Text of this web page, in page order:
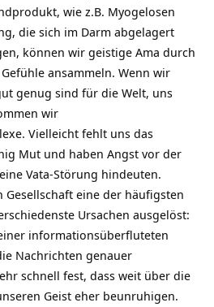
wie z.B. Myogelosen
die sich im Darm abgelagert
können wir geistige Ama durch
ansammeln. Wenn wir
genug sind für die Welt, uns
wir
Vielleicht fehlt uns das
Mut und haben Angst vor der
Vata-Störung hindeuten.
eine der häufigsten
Ursachen ausgelöst:
informationsüberfluteten
Nachrichten genauer
schnell fest, dass weit über die
Geist eher beunruhigen.